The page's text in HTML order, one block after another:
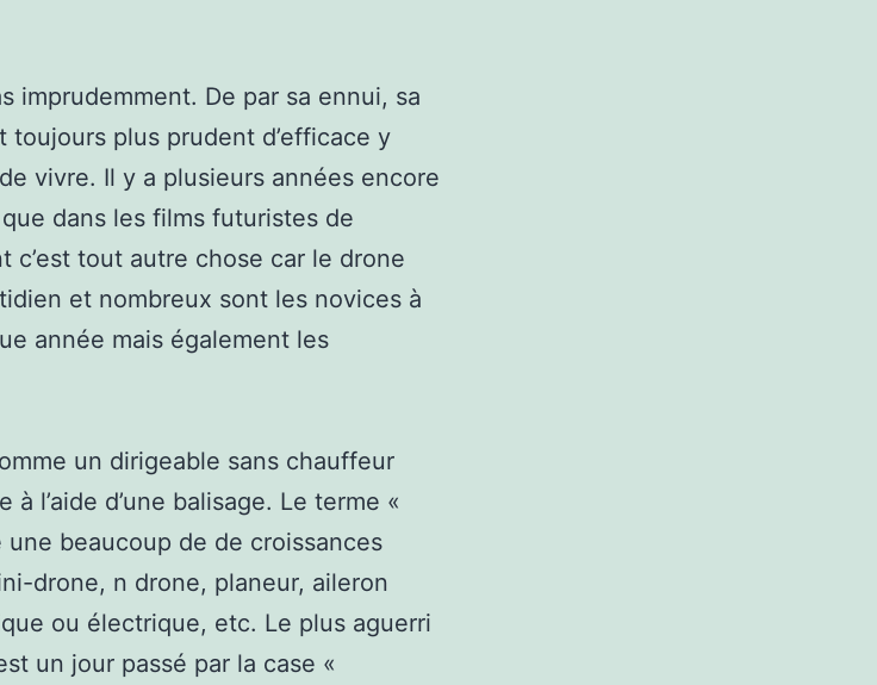
imprudemment. De par sa ennui, sa
plus prudent d’efficace y
vivre. Il y a plusieurs années encore
dans les films futuristes de
c’est tout autre chose car le drone
et nombreux sont les novices à
année mais également les
un dirigeable sans chauffeur
l’aide d’une balisage. Le terme «
beaucoup de de croissances
drone, n drone, planeur, aileron
ou électrique, etc. Le plus aguerri
un jour passé par la case «